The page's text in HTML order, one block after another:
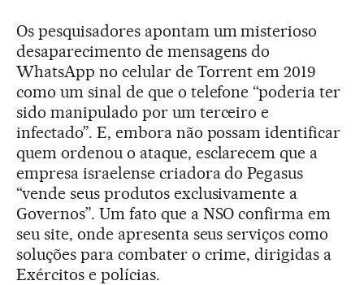
Os pesquisadores apontam um misterioso
desaparecimento de mensagens do
WhatsApp no celular de Torrent em 2019
como um sinal de que o telefone “poderia ter
sido manipulado por um terceiro e
infectado”. E, embora não possam identificar
quem ordenou o ataque, esclarecem que a
empresa israelense criadora do Pegasus
“vende seus produtos exclusivamente a
Governos”. Um fato que a NSO confirma em
seu site, onde apresenta seus serviços como
soluções para combater o crime, dirigidas a
Exércitos e polícias.